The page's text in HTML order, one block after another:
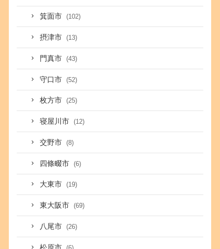
箕面市 (102)
摂津市 (13)
門真市 (43)
守口市 (52)
枚方市 (25)
寝屋川市 (12)
交野市 (8)
四條畷市 (6)
大東市 (19)
東大阪市 (69)
八尾市 (26)
松原市